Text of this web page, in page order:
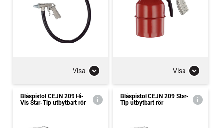
Visa Visa
Blåspistol CEJN 209 Hi-
Vis Star-Tip utbytbart rör
Blåspistol CEJN 209 Star-
Tip utbytbart rör